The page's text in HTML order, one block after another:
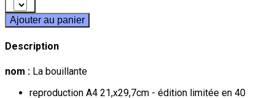
Ajouter au panier
Description
nom : La bouillante
reproduction A4 21,x29,7cm - édition limitée en 40